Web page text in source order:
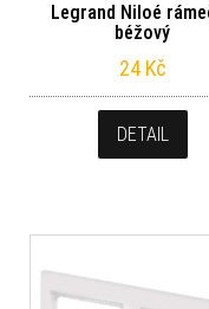
Legrand Niloé
béžový
24 Kč
DETAIL